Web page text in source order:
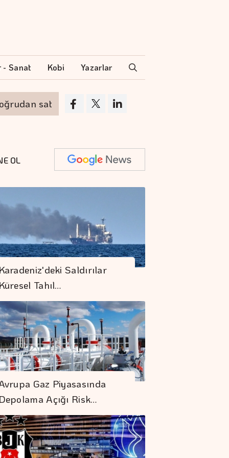
- Sanat Kobi Yazarlar
satış gerçekleştirecek
OL
Karadeniz'deki Saldırılar
Küresel Tahıl…
Gaz Piyasasında
Depolama Açığı Risk…